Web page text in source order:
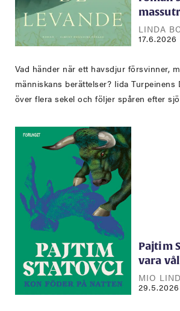
LINDA
17.6.2026
Vad händer när ett havsdjur försvinner,
människans berättelser? Iida Turpeinens
över flera sekel och följer spåren efter
Pajtim
vara
MIO
29.5.2026